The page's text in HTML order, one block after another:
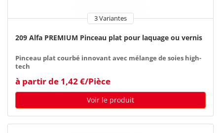
3 Variantes
209 Alfa PREMIUM Pinceau plat pour laquage ou vernis
Pinceau plat courbé innovant avec mélange de soies high-
tech
à partir de 1,42 €/Pièce
Voir le produit